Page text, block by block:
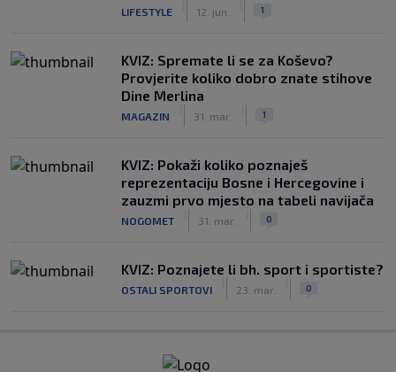
LIFESTYLE 12. jun. 1
KVIZ: Spremate li se za Koševo?
Provjerite koliko dobro znate stihove
Dine Merlina
MAGAZIN 31. mar. 1
KVIZ: Pokaži koliko poznaješ
reprezentaciju Bosne i Hercegovine i
zauzmi prvo mjesto na tabeli navijača
NOGOMET 31. mar. 0
KVIZ: Poznajete li bh. sport i sportiste?
OSTALI SPORTOVI 23. mar. 0